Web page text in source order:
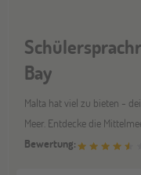
Bay
Malta hat viel zu bieten -
Meer. Entdecke die
Bewertung: